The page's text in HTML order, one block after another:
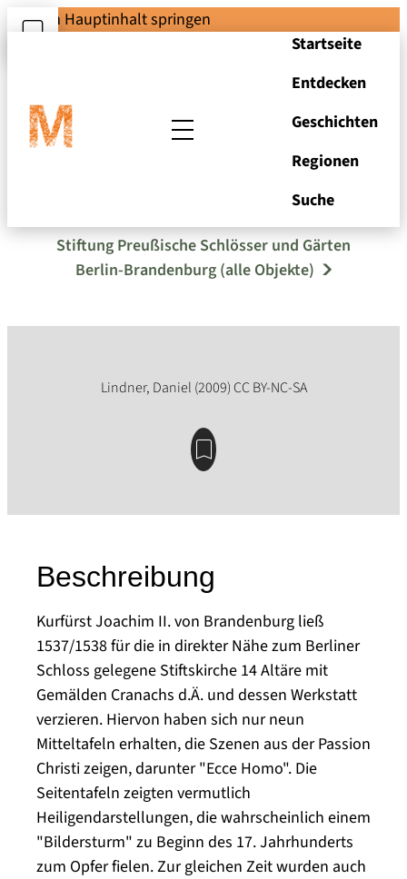
Zum Hauptinhalt springen
Startseite
Entdecken
Geschichten
Regionen
Suche
Stiftung Preußische Schlösser und Gärten
Berlin-Brandenburg (alle Objekte)
Beschreibung
Kurfürst Joachim II. von Brandenburg ließ
1537/1538 für die in direkter Nähe zum Berliner
Schloss gelegene Stiftskirche 14 Altäre mit
Gemälden Cranachs d.Ä. und dessen Werkstatt
verzieren. Hiervon haben sich nur neun
Mitteltafeln erhalten, die Szenen aus der Passion
Christi zeigen, darunter "Ecce Homo". Die
Seitentafeln zeigten vermutlich
Heiligendarstellungen, die wahrscheinlich einem
"Bildersturm" zu Beginn des 17. Jahrhunderts
zum Opfer fielen. Zur gleichen Zeit wurden auch